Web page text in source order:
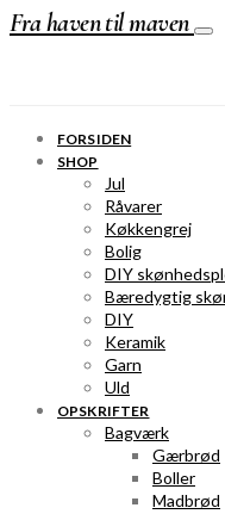
Fra haven til maven
FORSIDEN
SHOP
Jul
Råvarer
Køkkengrej
Bolig
DIY
Bæredygtig
DIY
Keramik
Garn
Uld
OPSKRIFTER
Bagværk
Gærbrød
Boller
Madbrød